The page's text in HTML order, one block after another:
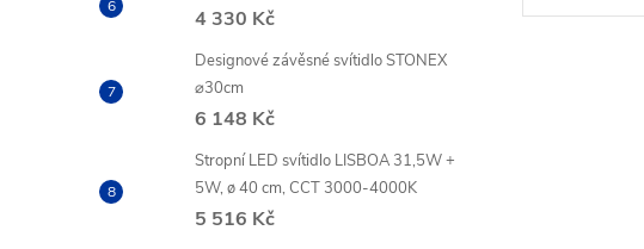
4 330 Kč
Designové závěsné svítidlo STONEX
⌀30cm
6 148 Kč
Stropní LED svítidlo LISBOA 31,5W +
5W, ø 40 cm, CCT 3000-4000K
5 516 Kč